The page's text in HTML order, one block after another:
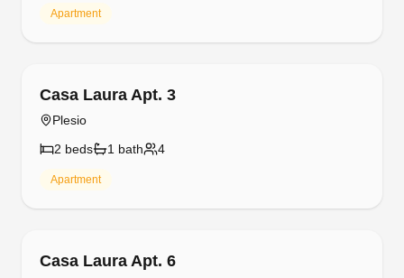
Apartment
Casa Laura Apt. 3
Plesio
2 beds 1 bath 4
Apartment
Casa Laura Apt. 6